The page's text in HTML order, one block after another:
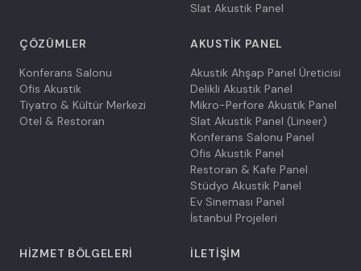
Slat Akustik Panel
ÇÖZÜMLER
Konferans Salonu
Ofis Akustik
Tiyatro & Kültür Merkezi
Otel & Restoran
AKUSTIK PANEL
Akustik Ahşap Panel Üreticisi
Delikli Akustik Panel
Mikro-Perfore Akustik Panel
Slat Akustik Panel (Lineer)
Konferans Salonu Panel
Ofis Akustik Panel
Restoran & Kafe Panel
Stüdyo Akustik Panel
Ev Sineması Panel
İstanbul Projeleri
HIZMET BÖLGELERI
İLETIŞIM